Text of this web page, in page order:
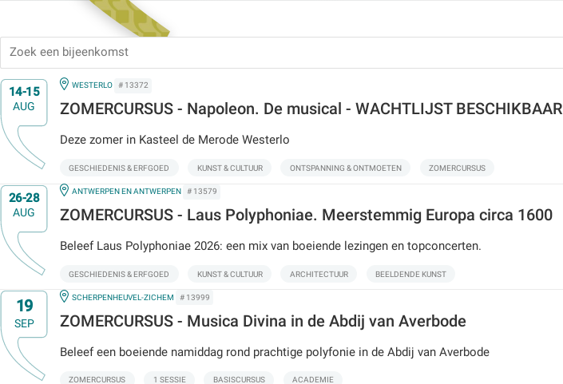
Op14-15
AUG
IN
WESTERLO # 13372
ZOMERCURSUS - Napoleon. De musical - WACHTLIJST BESCHIKBAAR
Deze zomer in Kasteel de Merode Westerlo
GESCHIEDENIS & ERFGOED KUNST & CULTUUR ONTSPANNING & ONTMOETEN ZOMERCURSUS
Op26-28
AUG
IN
ANTWERPEN EN ANTWERPEN # 13579
ZOMERCURSUS - Laus Polyphoniae. Meerstemmig Europa circa 1600
Beleef Laus Polyphoniae 2026: een mix van boeiende lezingen en topconcerten.
GESCHIEDENIS & ERFGOED KUNST & CULTUUR ARCHITECTUUR BEELDENDE KUNST
Op 19
SEP
IN
SCHERPENHEUVEL-ZICHEM # 13999
ZOMERCURSUS - Musica Divina in de Abdij van Averbode
Beleef een boeiende namiddag rond prachtige polyfonie in de Abdij van Averbode
ZOMERCURSUS 1 SESSIE BASISCURSUS ACADEMIE